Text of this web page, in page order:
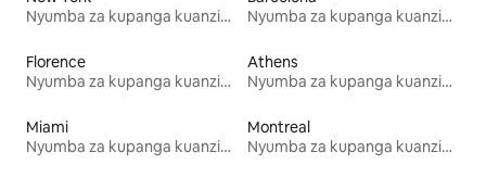
Nyumba za kupanga kuanzia mwezi mmoja
Nyumba za kupanga kuanzia mwezi mmoja
Florence
Nyumba za kupanga kuanzia mwezi mmoja
Athens
Nyumba za kupanga kuanzia mwezi mmoja
Miami
Nyumba za kupanga kuanzia mwezi mmoja
Montreal
Nyumba za kupanga kuanzia mwezi mmoja